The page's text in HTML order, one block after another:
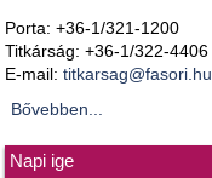
Porta: +36-1/321-1200
Titkárság: +36-1/322-4406
E-mail: titkarsag@fasori.hu
Bővebben...
Napi ige